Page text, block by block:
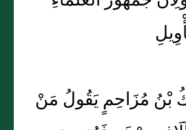
بْنُ مُزَاحِمٍ يَقُولُ مَنْ